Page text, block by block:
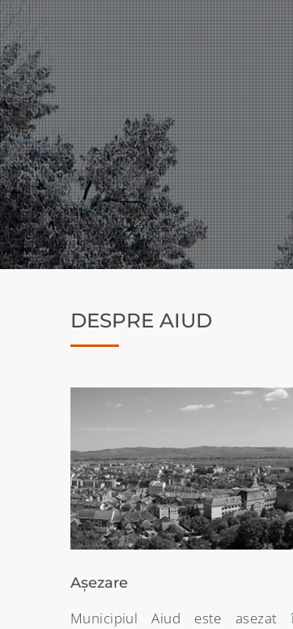
DESPRE AIUD
Denumirea localității
Etimologia denumirii orasului